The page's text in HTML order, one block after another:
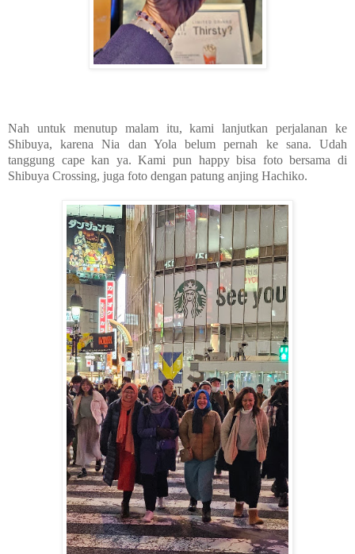
Nah untuk menutup malam itu, kami lanjutkan perjalanan ke
Shibuya, karena Nia dan Yola belum pernah ke sana. Udah
tanggung cape kan ya. Kami pun happy bisa foto bersama di
Shibuya Crossing, juga foto dengan patung anjing Hachiko.